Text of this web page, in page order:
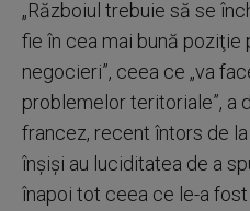
„Războiul trebuie să se
fie în cea mai bună poziţie
negocieri”, ceea ce „va
problemelor teritoriale”, a
francez, recent întors de la
înşişi au luciditatea de a
înapoi tot ceea ce le-a fost